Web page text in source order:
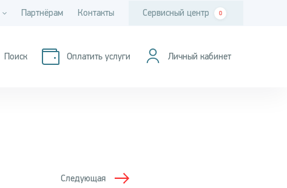
Партнёрам Контакты Сервисный центр 0
Поиск Оплатить услуги Личный кабинет
Следующая